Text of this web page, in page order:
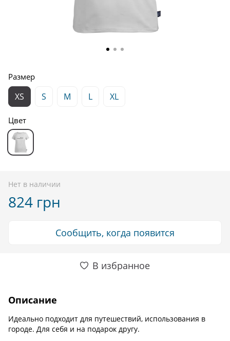
Размер
XS S M L XL
Цвет
Нет в наличии
824 грн
Сообщить, когда появится
В избранное
Описание
Идеально подходит для путешествий, использования в
городе. Для себя и на подарок другу.